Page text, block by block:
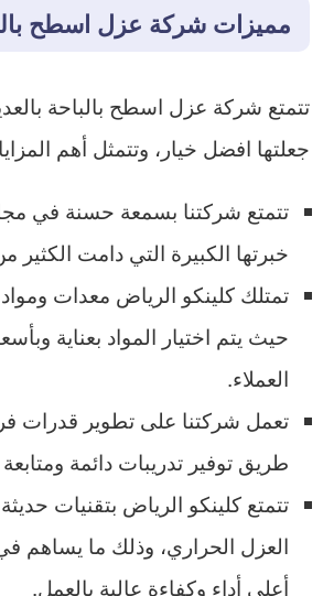
مميزات شركة عزل اسطح
تتمتع شركة عزل اسطح بالباحة
جعلتها افضل خيار، وتتمثل أهم
تتمتع شركتنا بسمعة حسنة في
خبرتها الكبيرة التي دامت الكثير
تمتلك كلينكو الرياض معدات
حيث يتم اختيار المواد بعناية
العملاء.
تعمل شركتنا على تطوير قدرات
طريق توفير تدريبات دائمة ومتابعة
تتمتع كلينكو الرياض بتقنيات
العزل الحراري، وذلك ما يساهم
أعلى أداء وكفاءة عالية بالعمل.